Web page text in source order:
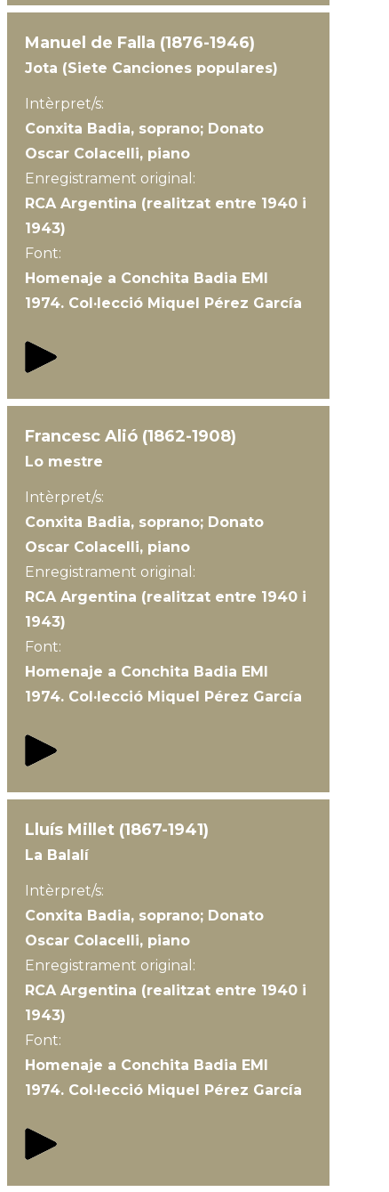
Manuel de Falla (1876-1946)
Jota (Siete Canciones populares)
Intèrpret/s:
Conxita Badia, soprano; Donato
Oscar Colacelli, piano
Enregistrament original:
RCA Argentina (realitzat entre 1940 i
1943)
Font:
Homenaje a Conchita Badia EMI
1974. Col·lecció Miquel Pérez García
Francesc Alió (1862-1908)
Lo mestre
Intèrpret/s:
Conxita Badia, soprano; Donato
Oscar Colacelli, piano
Enregistrament original:
RCA Argentina (realitzat entre 1940 i
1943)
Font:
Homenaje a Conchita Badia EMI
1974. Col·lecció Miquel Pérez García
Lluís Millet (1867-1941)
La Balalí
Intèrpret/s:
Conxita Badia, soprano; Donato
Oscar Colacelli, piano
Enregistrament original:
RCA Argentina (realitzat entre 1940 i
1943)
Font:
Homenaje a Conchita Badia EMI
1974. Col·lecció Miquel Pérez García